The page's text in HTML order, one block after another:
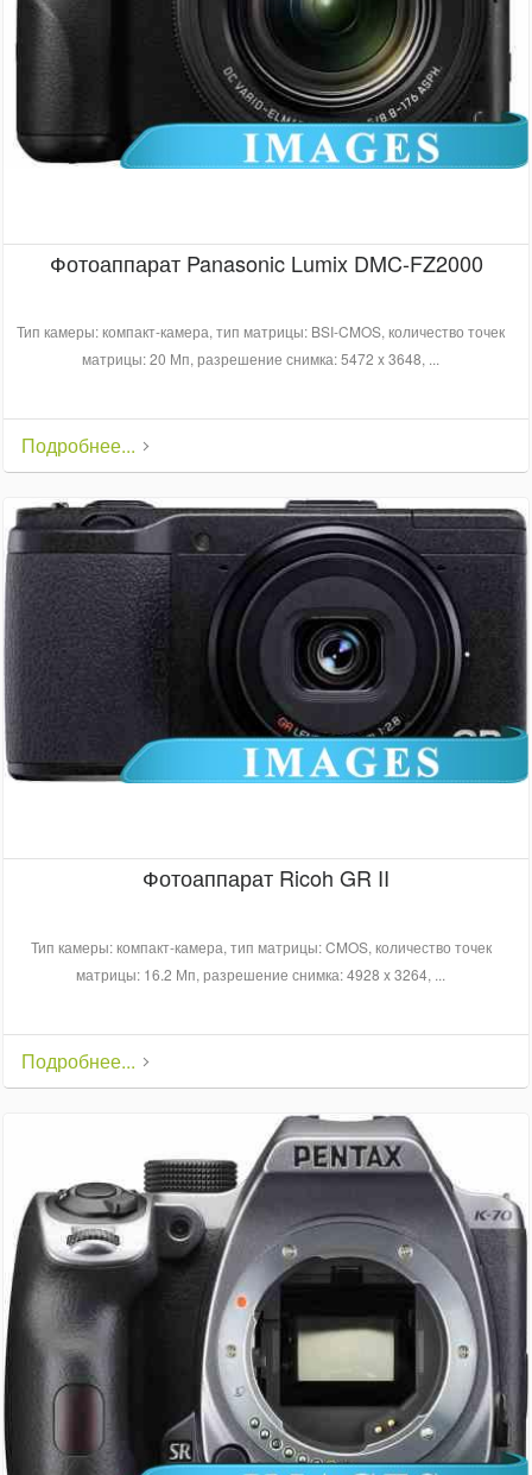
Фотоаппарат Panasonic Lumix DMC-FZ2000
Тип камеры: компакт-камера, тип матрицы: BSI-CMOS, количество точек
матрицы: 20 Мп, разрешение снимка: 5472 x 3648, ...
Подробнее...
Фотоаппарат Ricoh GR II
Тип камеры: компакт-камера, тип матрицы: CMOS, количество точек
матрицы: 16.2 Мп, разрешение снимка: 4928 x 3264, ...
Подробнее...